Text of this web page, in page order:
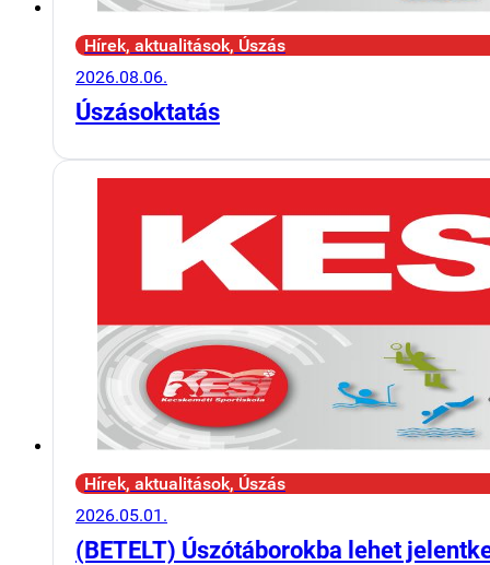
Hírek, aktualitások, Úszás
2026.08.06.
Úszásoktatás
Hírek, aktualitások, Úszás
2026.05.01.
(BETELT) Úszótáborokba lehet